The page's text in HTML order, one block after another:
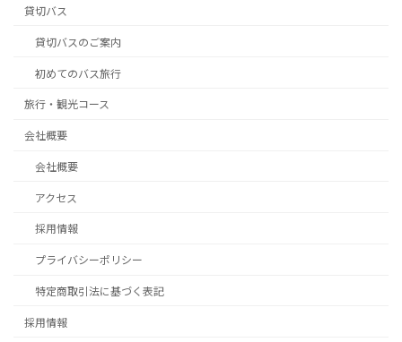
貸切バス
貸切バスのご案内
初めてのバス旅行
旅行・観光コース
会社概要
会社概要
アクセス
採用情報
プライバシーポリシー
特定商取引法に基づく表記
採用情報